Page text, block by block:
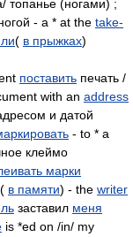
топанье (ногами) ;
- a * at the take-
( в прыжках)
поставить печать /
with an address
и датой
- to * a
клеймо
марки
( в памяти) - the writer
заставил меня
is *ed on /in/ my